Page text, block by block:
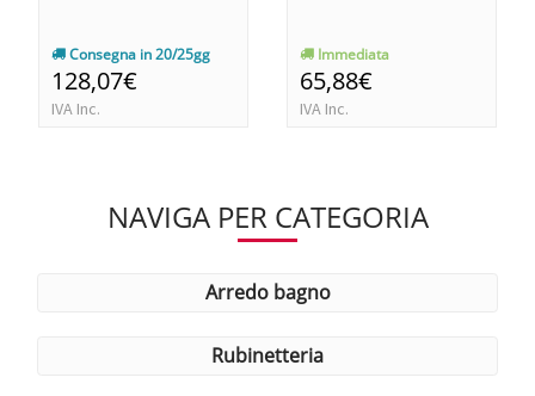
Consegna in 20/25gg
128,07€
IVA Inc.
Immediata
65,88€
IVA Inc.
NAVIGA PER CATEGORIA
arredo bagno
rubinetteria